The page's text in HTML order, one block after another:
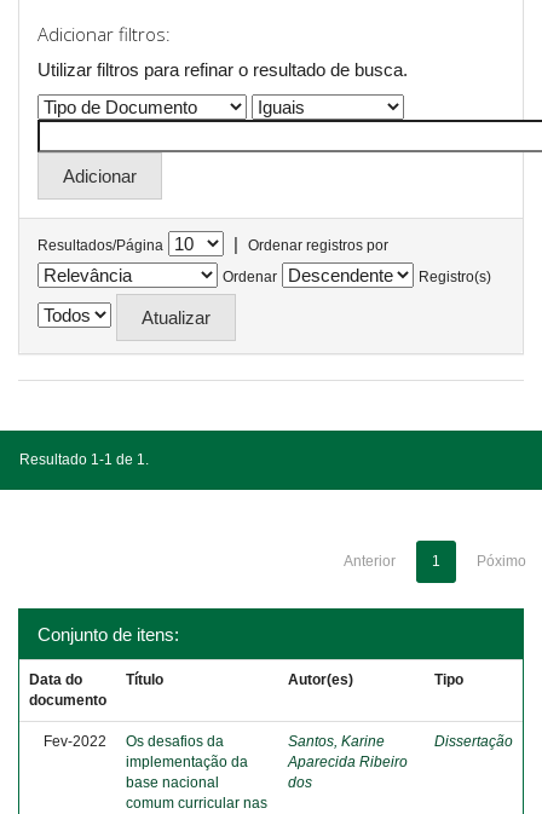
Adicionar filtros:
Utilizar filtros para refinar o resultado de busca.
Resultados/Página |
Ordenar registros por
Ordenar
Registro(s)
Resultado 1-1 de 1.
Anterior 1 Póximo
Conjunto de itens:
Data do
documento
Título Autor(es) Tipo
Fev-2022
Os desafios da
implementação da
base nacional
comum curricular nas
Santos, Karine
Aparecida Ribeiro
dos
Dissertação